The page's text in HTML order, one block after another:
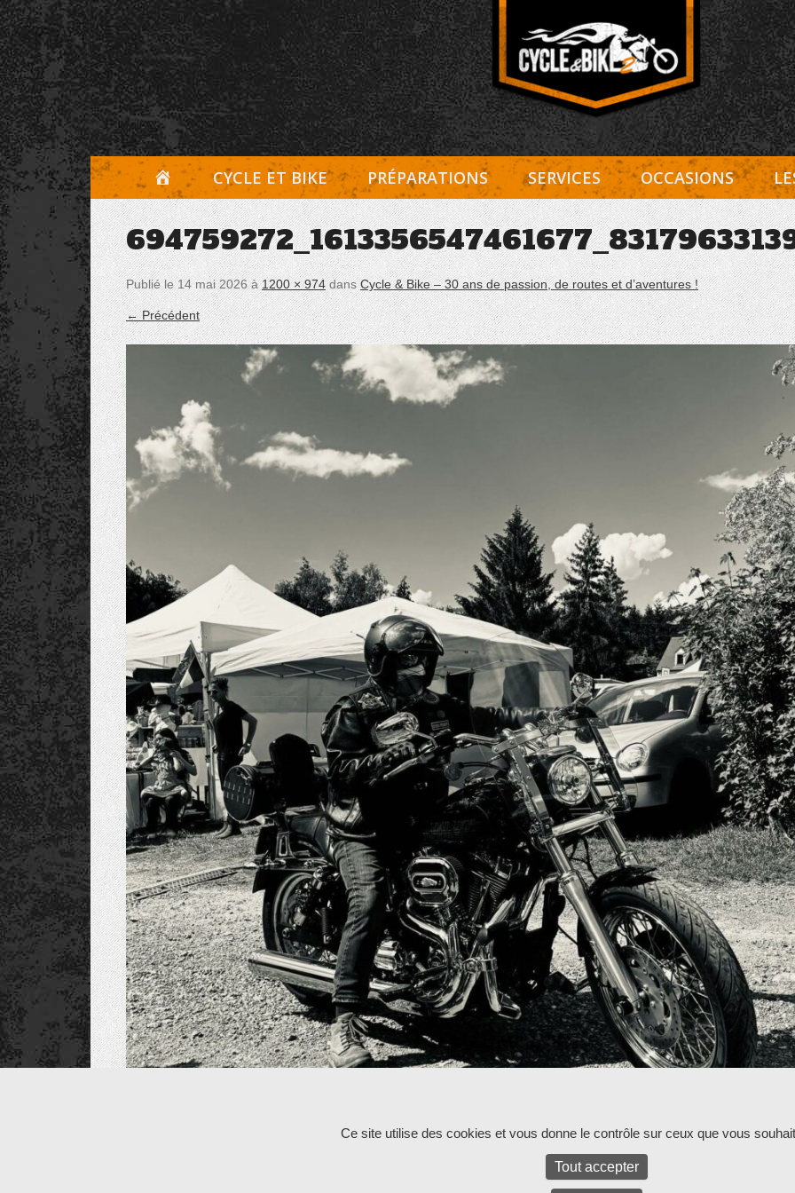
Aller
au
contenu
Cycle et Bike
Entretien Harley-Davidson, préparation et custom,
A
C
C
U
E
I
CYCLE ET BIKE PRÉPARATIONS SERVICES OCCASIONS
Publié le14 mai 2026à1200 × 974dansCycle & Bike – 30 ans de passion, de routes et d’aventures !
← Précédent
Panneau de gestion des cookies
Ce site utilise des cookies et vous donne le contrôle sur ceux que vous
Tout accepter